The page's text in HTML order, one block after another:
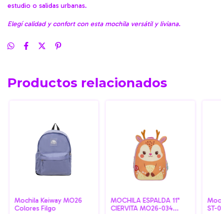
estudio o salidas urbanas.
Elegí calidad y confort con esta mochila versátil y liviana.
Productos relacionados
Mochila Keiway MO26
Colores Filgo
MOCHILA ESPALDA 11"
CIERVITA MO26-034
ST-